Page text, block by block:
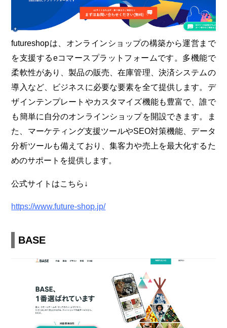
futureshopは、オンラインショップの構築から運営まで
を支援するeコマースプラットフォームです。多機能で
柔軟性があり、製品の販売、在庫管理、決済システムの
導入など、ビジネスに必要な要素を全て提供します。デ
ザインテンプレートやカスタマイズ機能も豊富で、誰で
も簡単に自分のオンラインショップを開設できます。ま
た、マーケティング支援ツールやSEO対策機能、データ
分析ツールも備えており、集客力や売上を最大化するた
めのサポートを提供します。
公式サイトはこちら↓
https://www.future-shop.jp/
BASE